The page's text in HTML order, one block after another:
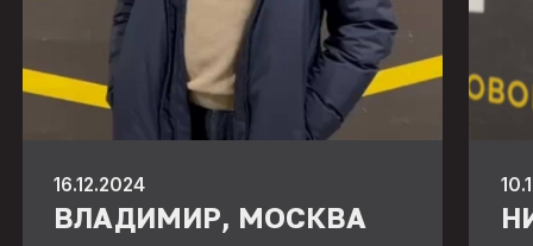
16.12.2024
ВЛАДИМИР, МОСКВА